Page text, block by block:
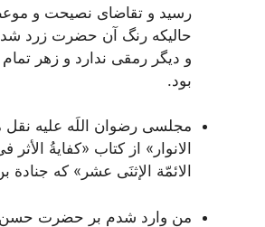
رسید و تقاضاى نصیحت و
حالیکه رنگ آن حضرت زرد
و دیگر رمقى ندارد و زهر تمام
بود.
مجلسى رضوان اللَه علیه نقل
الانوار» از کتاب «کفایةُ
الائمّة الإثنَى عشر » که جنادة
من وارد شدم بر حضرت حسن